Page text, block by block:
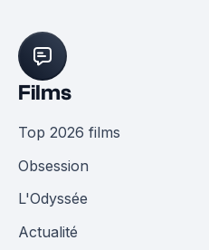
Films
Top 2026 films
Obsession
L'Odyssée
Actualité